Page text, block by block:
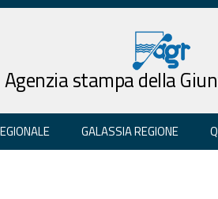
Agenzia stampa della
GALASSIA REGIONE